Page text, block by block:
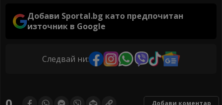
Добави Sportal.bg като предпочитан
източник в Google
Следвай ни:
Добави коментар